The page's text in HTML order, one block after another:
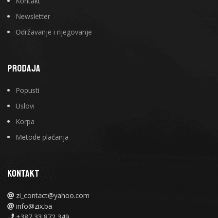
Newsletter
Održavanje i njegovanje
PRODAJA
Popusti
Uslovi
Korpa
Metode plaćanja
KONTAKT
zi_contact@yahoo.com
info@zix.ba